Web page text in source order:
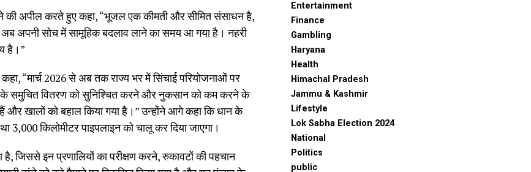
की अपील करते हुए कहा, “भूजल एक कीमती और सीमित संसाधन है,
अब अपनी सोच में सामूहिक बदलाव लाने का समय आ गया है। नहरी
है।”
“मार्च 2026 से अब तक राज्य भर में सिंचाई परियोजनाओं पर
समुचित वितरण को सुनिश्चित करने और नुकसान को कम करने के
और खालों को बहाल किया गया है।” उन्होंने आगे कहा कि धान के
किलोमीटर पाइपलाइन को चालू कर दिया जाएगा।
जिससे इन प्रणालियों का परीक्षण करने, रुकावटों की पहचान
Entertainment
Finance
Gambling
Haryana
Health
Himachal Pradesh
Jammu & Kashmir
Lifestyle
Lok Sabha Election 2024
National
Politics
public